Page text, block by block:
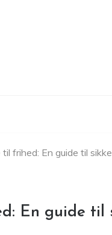
til frihed: En guide til
En guide til